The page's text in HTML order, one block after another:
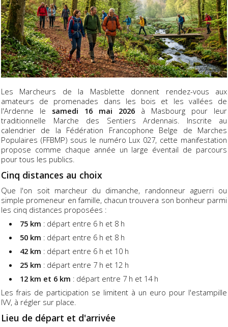
Les Marcheurs de la Masblette donnent rendez-vous aux
amateurs de promenades dans les bois et les vallées de
l'Ardenne le samedi 16 mai 2026 à Masbourg pour leur
traditionnelle Marche des Sentiers Ardennais. Inscrite au
calendrier de la Fédération Francophone Belge de Marches
Populaires (FFBMP) sous le numéro Lux 027, cette manifestation
propose comme chaque année un large éventail de parcours
pour tous les publics.
Cinq distances au choix
Que l'on soit marcheur du dimanche, randonneur aguerri ou
simple promeneur en famille, chacun trouvera son bonheur parmi
les cinq distances proposées :
75 km : départ entre 6 h et 8 h
50 km : départ entre 6 h et 8 h
42 km : départ entre 6 h et 10 h
25 km : départ entre 7 h et 12 h
12 km et 6 km : départ entre 7 h et 14 h
Les frais de participation se limitent à un euro pour l'estampille
IVV, à régler sur place.
Lieu de départ et d'arrivée